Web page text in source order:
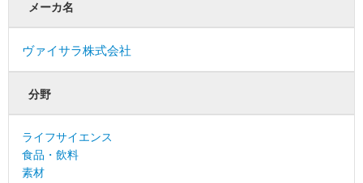
メーカ名
ヴァイサラ株式会社
分野
ライフサイエンス
食品・飲料
素材